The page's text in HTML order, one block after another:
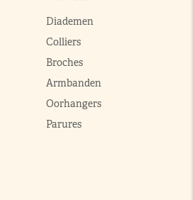
Diademen
Colliers
Broches
Armbanden
Oorhangers
Parures